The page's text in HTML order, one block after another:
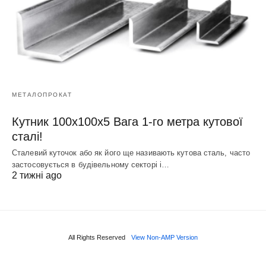
МЕТАЛОПРОКАТ
Кутник 100х100х5 Вага 1-го метра кутової
сталі!
Сталевий куточок або як його ще називають кутова сталь, часто
застосовується в будівельному секторі і…
2 тижні ago
All Rights Reserved View Non-AMP Version